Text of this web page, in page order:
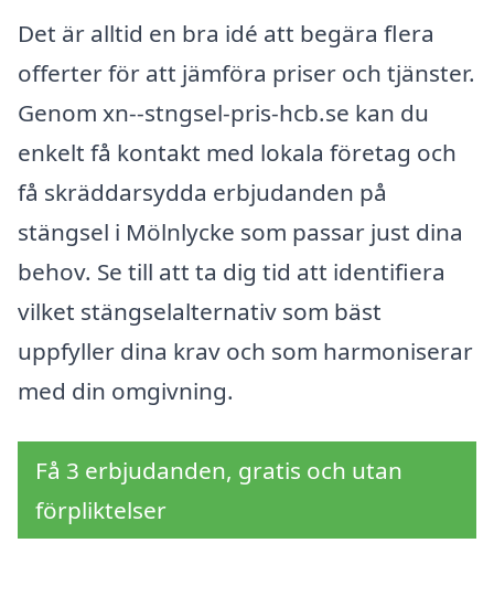
Det är alltid en bra idé att begära flera
offerter för att jämföra priser och tjänster.
Genom xn--stngsel-pris-hcb.se kan du
enkelt få kontakt med lokala företag och
få skräddarsydda erbjudanden på
stängsel i Mölnlycke som passar just dina
behov. Se till att ta dig tid att identifiera
vilket stängselalternativ som bäst
uppfyller dina krav och som harmoniserar
med din omgivning.
Få 3 erbjudanden, gratis och utan
förpliktelser